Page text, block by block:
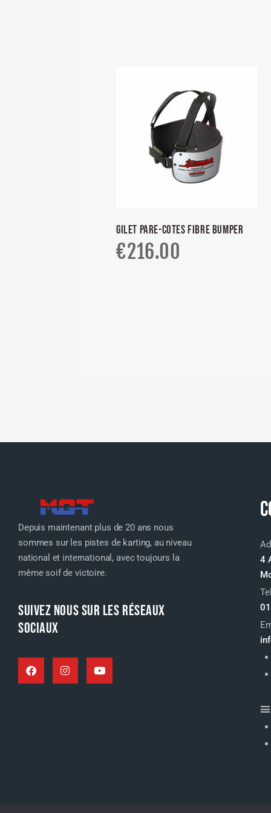
GILET PARE-COTES FIBRE BUMPER
€216.00
Depuis maintenant plus de 20 ans nous
sommes sur les pistes de karting, au niveau
national et international, avec toujours la
même soif de victoire.
SUIVEZ NOUS SUR LES RÉSEAUX
SOCIAUX
4